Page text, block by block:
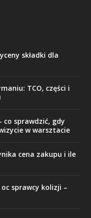
składki dla
TCO, części i
co sprawdzić, gdy
w warsztacie
cena zakupu i ile
sprawcy kolizji –